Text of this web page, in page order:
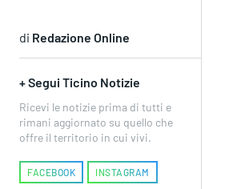
di Redazione Online
+ Segui Ticino Notizie
Ricevi le notizie prima di tutti e
rimani aggiornato su quello che
offre il territorio in cui vivi.
FACEBOOK INSTAGRAM